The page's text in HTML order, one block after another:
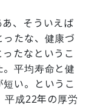
、そういえば
たな、健康づ
たなというこ
平均寿命と健
い。というこ
平成22年の厚労